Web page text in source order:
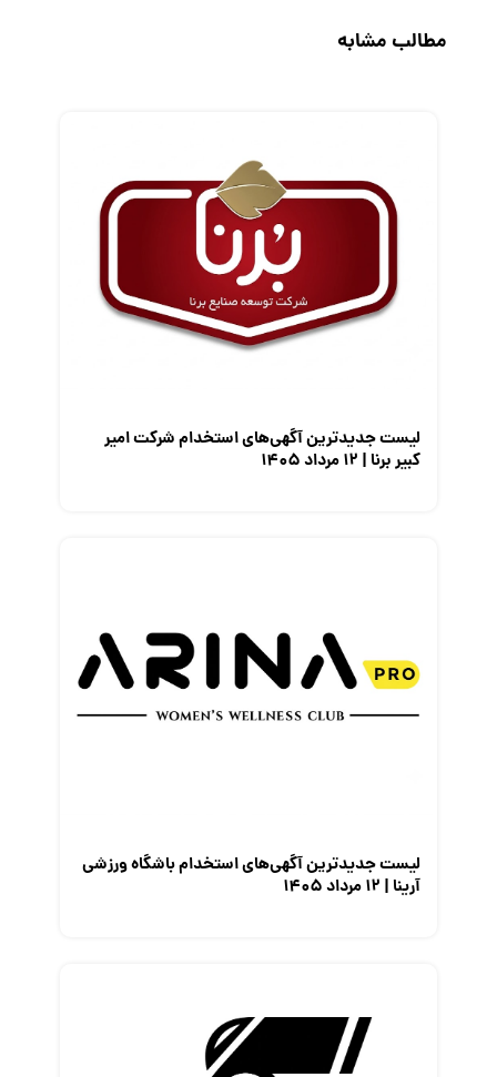
رزومه
گزارش‌های آماری
معرفی متخصصان منابع انسانی
مطالب مشابه
لیست جدیدترین آگهی‌های استخدام شرکت امیر
کبیر برنا | ۱۲ مرداد ۱۴۰۵
لیست جدیدترین آگهی‌های استخدام باشگاه ورزشی
آرینا | ۱۲ مرداد ۱۴۰۵